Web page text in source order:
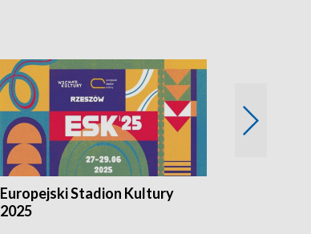
Europejski Stadion Kultury
2025